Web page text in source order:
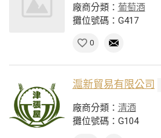
廠商分類： 葡萄酒
攤位號碼：G417
0
滬新貿易有限公司
廠商分類： 清酒
攤位號碼：G104